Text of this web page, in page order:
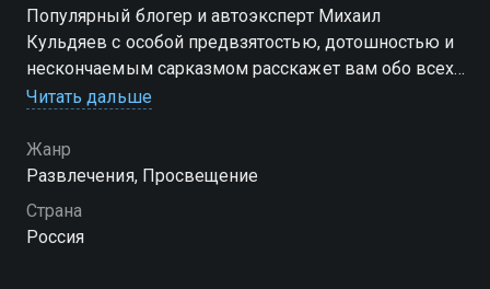
Популярный блогер и автоэксперт Михаил
Кульдяев с особой предвзятостью, дотошностью и
нескончаемым сарказмом расскажет вам обо всех
новинках автомобильного импорта. Найдет их
рекомендации
Читать дальше
Жанр
Развлечения, Просвещение
Страна
Россия